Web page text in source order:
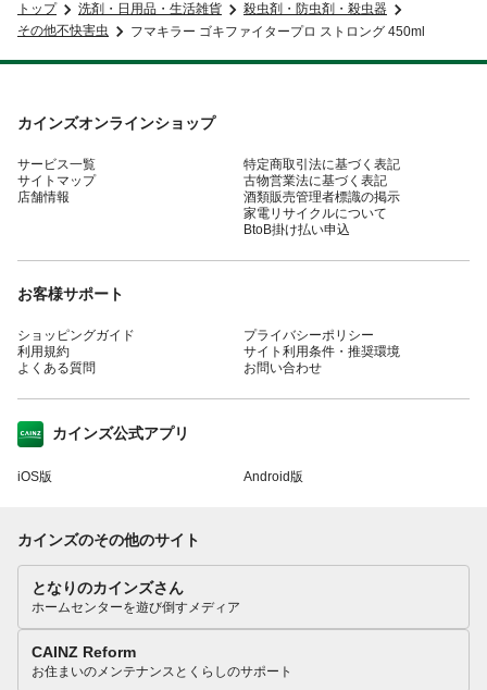
トップ 洗剤・日用品・生活雑貨
殺虫剤・防虫剤・殺虫器
その他不快害虫
フマキラー ゴキファイタープロ ストロング 450ml
カインズオンラインショップ
サービス一覧
サイトマップ
店舗情報
特定商取引法に基づく表記
古物営業法に基づく表記
酒類販売管理者標識の掲示
家電リサイクルについて
BtoB掛け払い申込
お客様サポート
ショッピングガイド
利用規約
よくある質問
プライバシーポリシー
サイト利用条件・推奨環境
お問い合わせ
カインズ公式アプリ
iOS版 Android版
カインズのその他のサイト
となりのカインズさん
ホームセンターを遊び倒すメディア
CAINZ Reform
お住まいのメンテナンスとくらしのサポート